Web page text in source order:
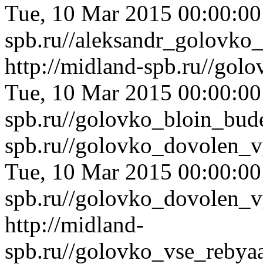
Tue, 10 Mar 2015
spb.ru//
http://midland-spb.ru//
Tue, 10 Mar 2015
spb.ru//
spb.ru//
Tue, 10 Mar 2015
spb.ru//
http://midland-
spb.ru//